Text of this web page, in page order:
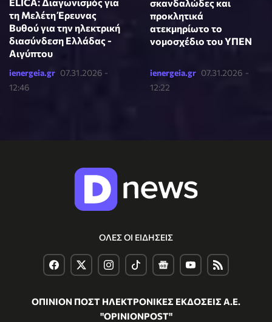
τη Μελέτη Έρευνας
Βυθού για την ηλεκτρική
διασύνδεση Ελλάδας -
Αιγύπτου
ienergeia.gr 07.31.2026 -
12:46
σκανδαλώδες και
προκλητικά
ατεκμηρίωτο το
νομοσχέδιο του ΥΠΕΝ
ienergeia.gr 07.31.2026 -
12:22
ΟΛΕΣ ΟΙ ΕΙΔΗΣΕΙΣ
ΟΠΙΝΙΟΝ ΠΟΣΤ ΗΛΕΚΤΡΟΝΙΚΕΣ ΕΚΔΟΣΕΙΣ Α.Ε.
"OPINIONPOST"